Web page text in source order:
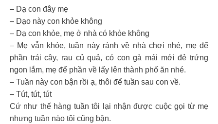
– Dạ con đây mẹ
– Dạo này con khỏe không
– Dạ con khỏe, mẹ ở nhà có khỏe không
– Mẹ vẫn khỏe, tuần này rảnh về nhà chơi nhé, mẹ để
phần trái cây, rau củ quả, có con gà mái mới đẻ trứng
ngon lắm, mẹ để phần về lấy lên thành phố ăn nhé.
– Tuần này con bận rồi ạ, thôi để tuần sau con về.
– Tút, tút, tút
Cứ như thế hàng tuần tôi lại nhận được cuộc gọi từ mẹ
nhưng tuần nào tôi cũng bận.